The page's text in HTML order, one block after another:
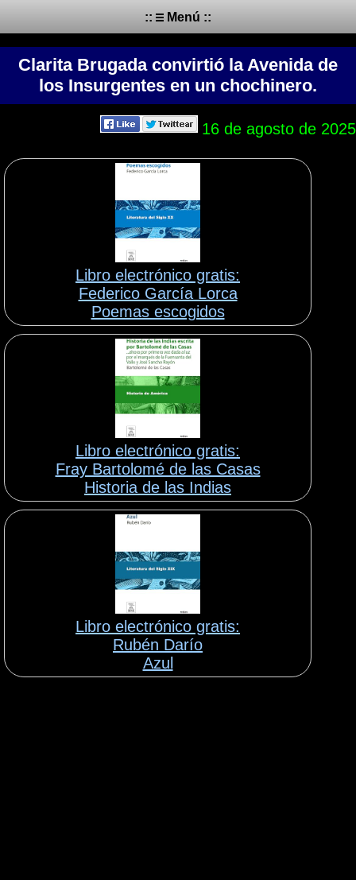
:: Menú ::
Clarita Brugada convirtió la Avenida de
los Insurgentes en un chochinero.
16 de agosto de 2025
Libro electrónico gratis:
Federico García Lorca
Poemas escogidos
Libro electrónico gratis:
Fray Bartolomé de las Casas
Historia de las Indias
Libro electrónico gratis:
Rubén Darío
Azul